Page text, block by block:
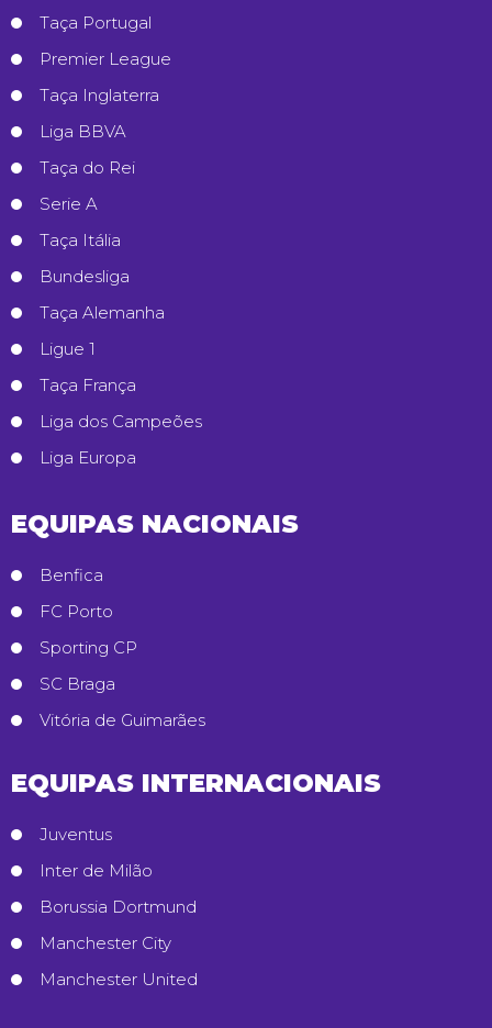
Taça Portugal
Premier League
Taça Inglaterra
Liga BBVA
Taça do Rei
Serie A
Taça Itália
Bundesliga
Taça Alemanha
Ligue 1
Taça França
Liga dos Campeões
Liga Europa
EQUIPAS NACIONAIS
Benfica
FC Porto
Sporting CP
SC Braga
Vitória de Guimarães
EQUIPAS INTERNACIONAIS
Juventus
Inter de Milão
Borussia Dortmund
Manchester City
Manchester United